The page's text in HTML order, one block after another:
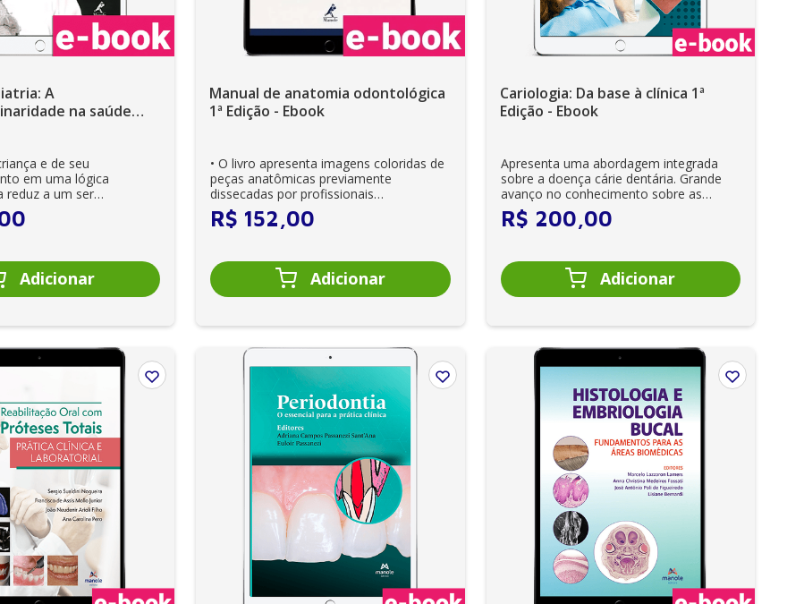
A
na saúde
e de seu
em uma lógica
reduz a um ser
cerebral,...
Manual de anatomia odontológica
1ª Edição - Ebook
• O livro apresenta imagens coloridas de
peças anatômicas previamente
dissecadas por profissionais
extremamente qualific...
R$ 152,00
Cariologia: Da base à clínica 1ª
Edição - Ebook
Apresenta uma abordagem integrada
sobre a doença cárie dentária. Grande
avanço no conhecimento sobre as
lesões cariosas...
R$ 200,00